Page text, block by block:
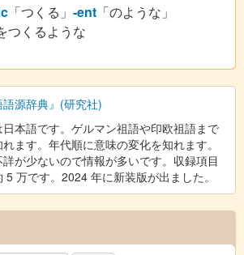
「つくる」 -ent 「のような」
つくるような
語源辞典』(研究社)
本語です。ゲルマン祖語や印欧祖語まで
ます。年代順に意味の変化を知れます。
が少ないので情報が多いです。収録項目
5 万です。2024 年に新装版が出ました。